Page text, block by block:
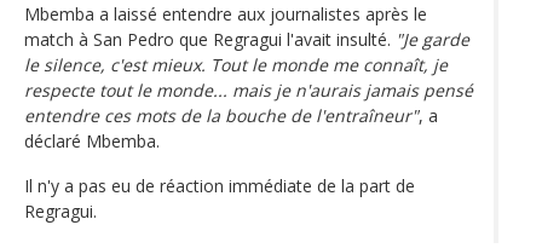
Mbemba a laissé entendre aux journalistes après le
match à San Pedro que Regragui l'avait insulté. "Je garde
le silence, c'est mieux. Tout le monde me connaît, je
respecte tout le monde... mais je n'aurais jamais pensé
entendre ces mots de la bouche de l'entraîneur", a
déclaré Mbemba.
Il n'y a pas eu de réaction immédiate de la part de
Regragui.